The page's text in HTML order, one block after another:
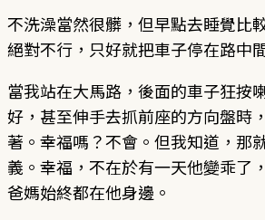
不洗澡當然很髒，但早點去睡覺比
絕對不行，只好就把車子停在路中
當我站在大馬路，後面的車子狂按
好，甚至伸手去抓前座的方向盤時
著。幸福嗎？不會。但我知道，那
義。幸福，不在於有一天他變乖了
爸媽始終都在他身邊。